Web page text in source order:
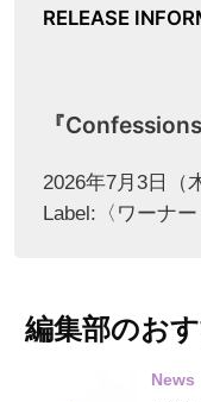
RELEASE
『Confessions
2026年7月3日（
Label:〈ワーナー
編集部のお
News